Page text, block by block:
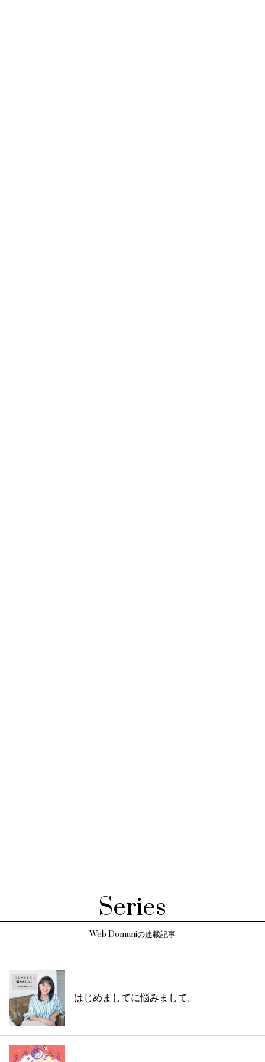
Series
Web Domaniの連載記事
はじめましてに悩みまして。